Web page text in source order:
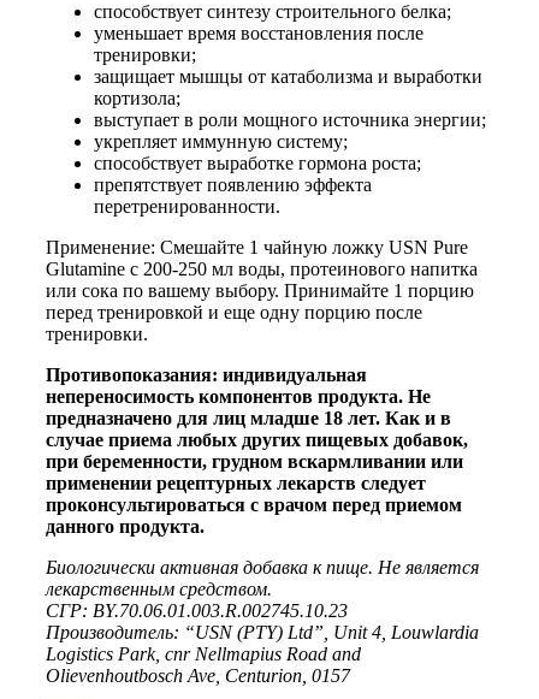
способствует синтезу строительного белка;
уменьшает время восстановления после
тренировки;
защищает мышцы от катаболизма и выработки
кортизола;
выступает в роли мощного источника энергии;
укрепляет иммунную систему;
способствует выработке гормона роста;
препятствует появлению эффекта
перетренированности.
Применение: Смешайте 1 чайную ложку USN Pure
Glutamine с 200-250 мл воды, протеинового напитка
или сока по вашему выбору. Принимайте 1 порцию
перед тренировкой и еще одну порцию после
тренировки.
Противопоказания: индивидуальная
непереносимость компонентов продукта. Не
предназначено для лиц младше 18 лет. Как и в
случае приема любых других пищевых добавок,
при беременности, грудном вскармливании или
применении рецептурных лекарств следует
проконсультироваться с врачом перед приемом
данного продукта.
Биологически активная добавка к пище. Не является
лекарственным средством.
СГР: BY.70.06.01.003.R.002745.10.23
Производитель: “USN (PTY) Ltd”, Unit 4, Louwlardia
Logistics Park, cnr Nellmapius Road and
Olievenhoutbosch Ave, Centurion, 0157